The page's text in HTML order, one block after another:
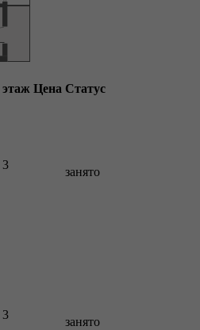
этаж Цена Статус
3
занято
3
занято